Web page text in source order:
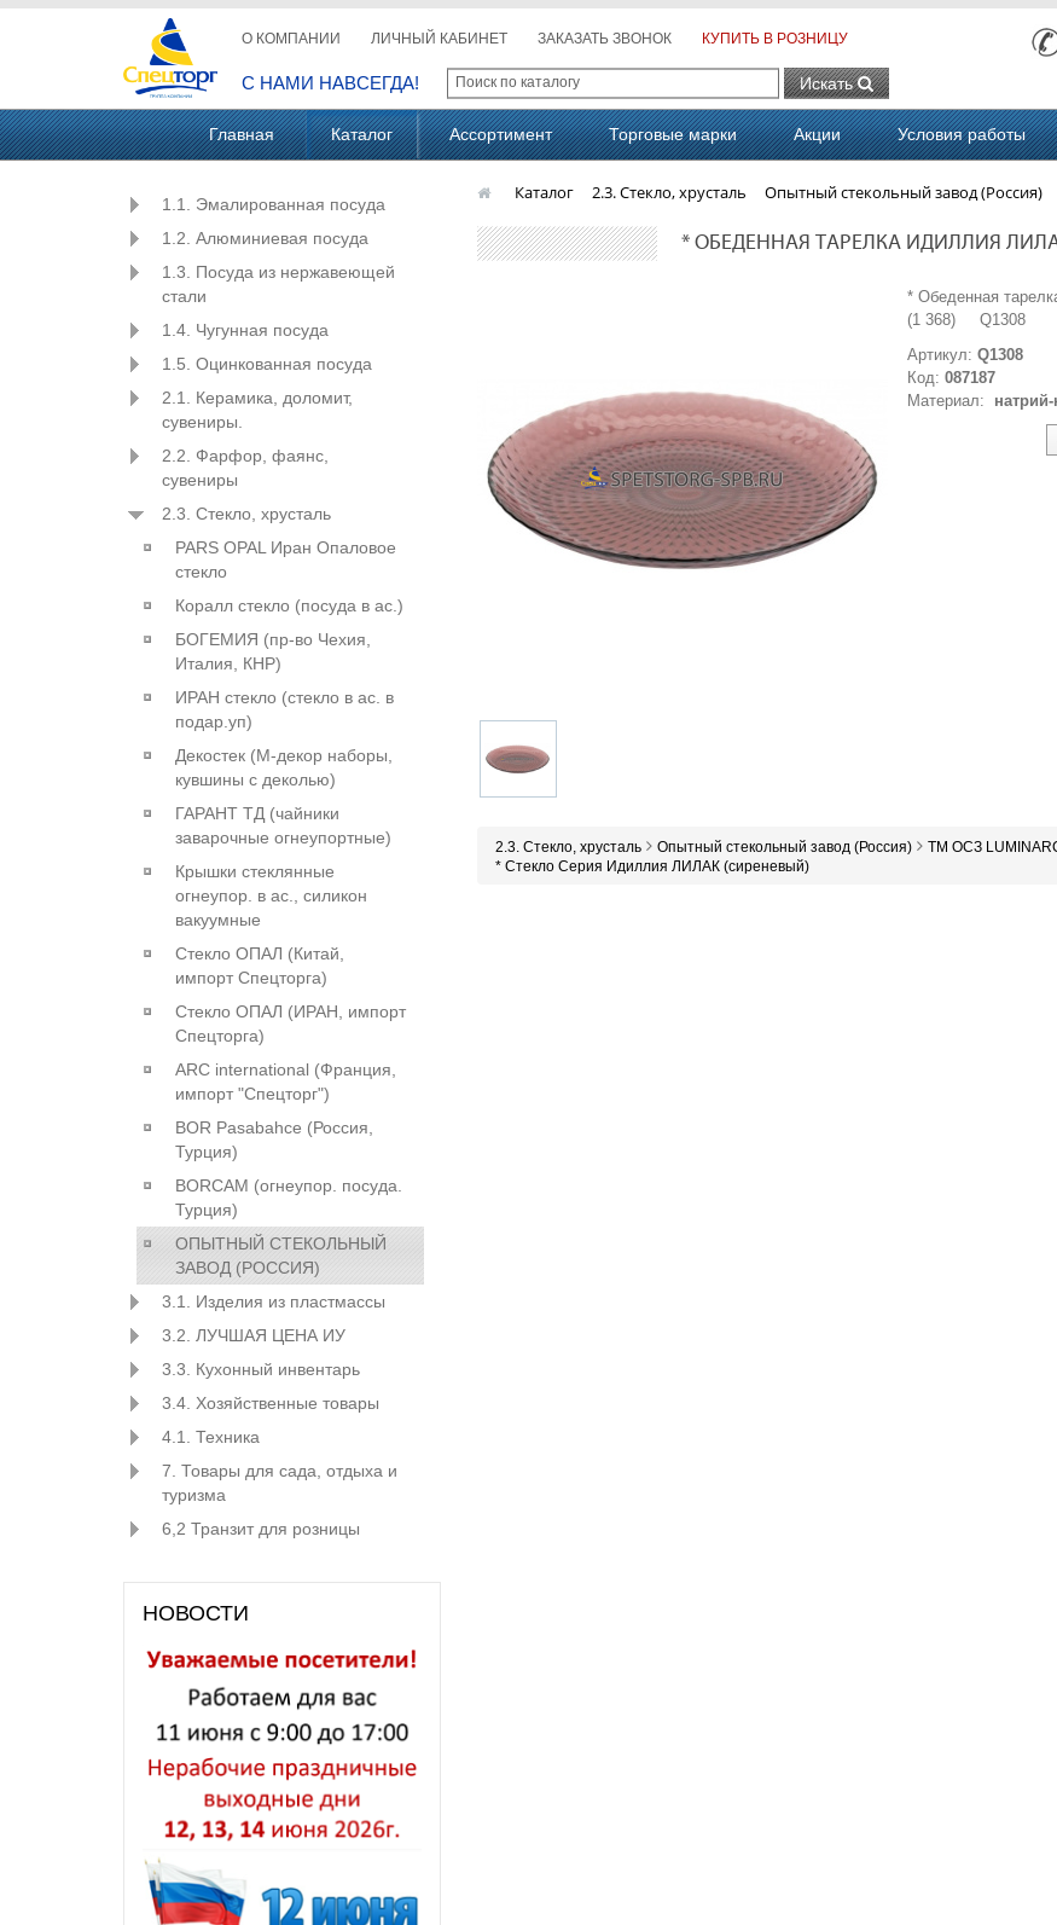
О КОМПАНИИ ЛИЧНЫЙ КАБИНЕТ ЗАКАЗАТЬ ЗВОНОК КУПИТЬ В РОЗНИЦУ
С НАМИ НАВСЕГДА! Искать
Главная Каталог Ассортимент Торговые марки Акции Условия работы
1.1. Эмалированная посуда
1.2. Алюминиевая посуда
1.3. Посуда из нержавеющей
стали
1.4. Чугунная посуда
1.5. Оцинкованная посуда
2.1. Керамика, доломит,
сувениры.
2.2. Фарфор, фаянс,
сувениры
2.3. Стекло, хрусталь
PARS OPAL Иран Опаловое
стекло
Коралл стекло (посуда в ас.)
БОГЕМИЯ (пр-во Чехия,
Италия, КНР)
ИРАН стекло (стекло в ас. в
подар.уп)
Декостек (М-декор наборы,
кувшины с деколью)
ГАРАНТ ТД (чайники
заварочные огнеупортные)
Крышки стеклянные
огнеупор. в ас., силикон
вакуумные
Стекло ОПАЛ (Китай,
импорт Спецторга)
Стекло ОПАЛ (ИРАН, импорт
Спецторга)
ARC international (Франция,
импорт "Спецторг")
BOR Pasabahce (Росcия,
Турция)
BORCAM (огнеупор. посуда.
Турция)
ОПЫТНЫЙ СТЕКОЛЬНЫЙ
ЗАВОД (РОССИЯ)
3.1. Изделия из пластмассы
3.2. ЛУЧШАЯ ЦЕНА ИУ
3.3. Кухонный инвентарь
3.4. Хозяйственные товары
4.1. Техника
7. Товары для сада, отдыха и
туризма
6,2 Транзит для розницы
НОВОСТИ
Каталог 2.3. Стекло, хрусталь Опытный стекольный завод (Россия)
* ОБЕДЕННАЯ ТАРЕЛКА ИДИЛЛИЯ
* Обеденная
(1 368) Q1308
Артикул:Q1308
Код:087187
Материал:
2.3. Стекло, хрусталь Опытный стекольный завод (Россия) ТМ ОСЗ
* Стекло Серия Идиллия ЛИЛАК (сиреневый)